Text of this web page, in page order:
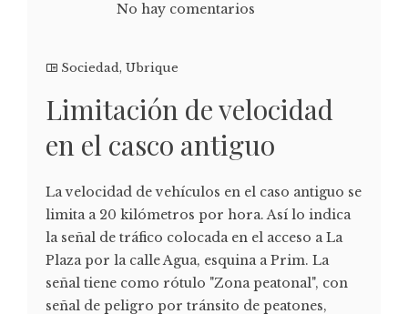
No hay comentarios
Sociedad, Ubrique
Limitación de velocidad
en el casco antiguo
La velocidad de vehículos en el caso antiguo se
limita a 20 kilómetros por hora. Así lo indica
la señal de tráfico colocada en el acceso a La
Plaza por la calle Agua, esquina a Prim. La
señal tiene como rótulo "Zona peatonal", con
señal de peligro por tránsito de peatones,